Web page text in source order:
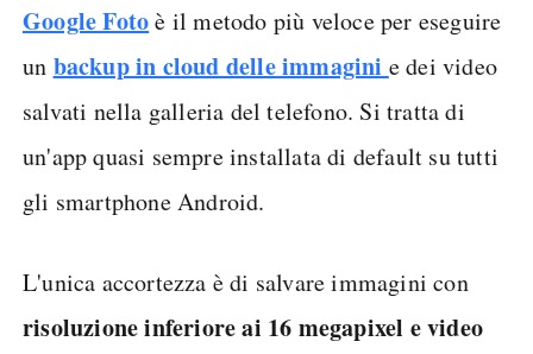
Google Fotoè il metodo più veloce per eseguire
un backup in cloud delle immagini e dei video
salvati nella galleria del telefono. Si tratta di
un'app quasi sempre installata di default su tutti
gli smartphone Android.
L'unica accortezza è di salvare immagini con
risoluzione inferiore ai 16 megapixel e video